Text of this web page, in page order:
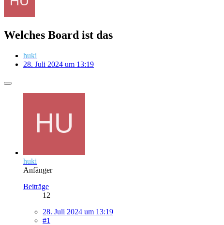
Welches Board ist das
huki
28. Juli 2024 um 13:19
huki
Anfänger
Beiträge
12
28. Juli 2024 um 13:19
#1